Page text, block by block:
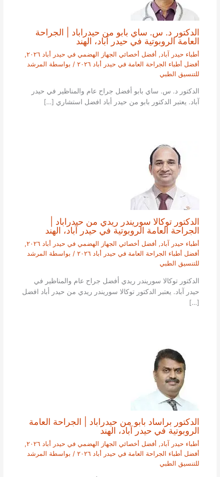
الدكتور د. س. ساي بابو من حيدراباد | الجراحة
العامة الروبوتية في حيدر آباد، الهند
أطباء حيدر آباد , أفضل أخصائي الجهاز الهضمي في حيدر أباد ٢٠٢٦
,
أفضل أطباء الجراحة العامة في حيدر أباد ٢٠٢٦
/ بواسطة المرشد
للتنسيق الطبي
الدكتور د. س. ساي بابو أفضل جراح عام والمناظير في حيدر
آباد. يعتبر الدكتور بابو من حيدر أباد افضل استشاري […]
الدكتور توكالا سوريندر ريدي من حيدراباد |
الجراحة العامة الروبوتية في حيدر آباد، الهند
أطباء حيدر آباد, أفضل أخصائي الجهاز الهضمي في حيدر أباد ٢٠٢٦
,
أفضل أطباء الجراحة العامة في حيدر أباد ٢٠٢٦
/ بواسطة المرشد
للتنسيق الطبي
الدكتور توكالا سوريندر ريدي أفضل جراح عام والمناظير في
حيدر آباد. يعتبر الدكتور توكالا سوريندر ريدي من حيدر أباد افضل
[…]
الدكتور براساد بابو من حيدراباد | الجراحة العامة
الروبوتية في حيدر آباد، الهند
أطباء حيدر آباد, أفضل أخصائي الجهاز الهضمي في حيدر أباد ٢٠٢٦
,
أفضل أطباء الجراحة العامة في حيدر أباد ٢٠٢٦
/ بواسطة المرشد
للتنسيق الطبي